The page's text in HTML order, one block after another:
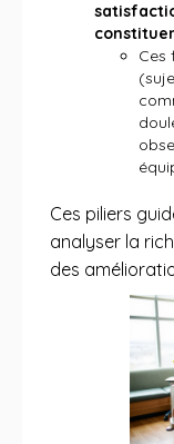
Ces
Ces piliers
analyser la
des